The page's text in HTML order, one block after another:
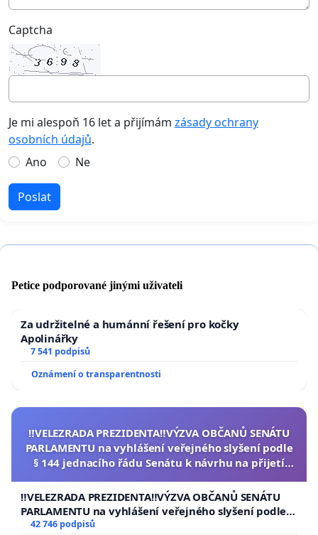
Captcha
Je mi alespoň 16 let a přijímám zásady ochrany
osobních údajů.
Ano
Ne
Poslat
Petice podporované jinými uživateli
Za udržitelné a humánní řešení pro kočky
Apolinářky
7 541 podpisů
Oznámení o transparentnosti
‼️VELEZRADA PREZIDENTA‼️VÝZVA OBČANŮ SENÁTU
PARLAMENTU na vyhlášení veřejného slyšení podle
§ 144 jednacího řádu Senátu k návrhu na přijetí
republiky
‼️VELEZRADA PREZIDENTA‼️VÝZVA OBČANŮ SENÁTU
PARLAMENTU na vyhlášení veřejného slyšení podle §
144 jednacího řádu Senátu k návrhu na přijetí
42 746 podpisů